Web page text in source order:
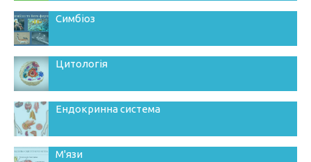
Симбіоз
Цитологія
Ендокринна система
М'язи